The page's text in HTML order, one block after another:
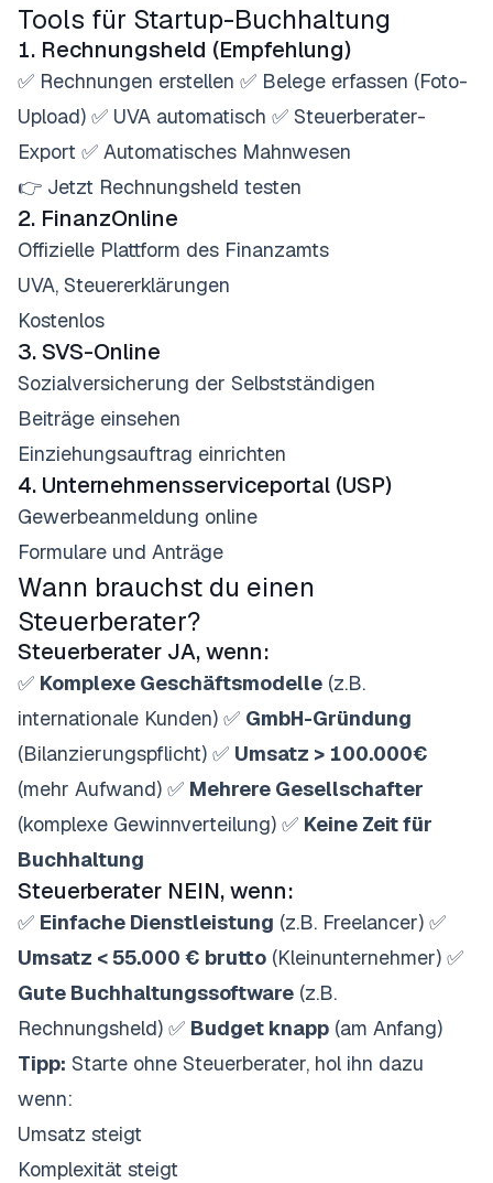
Tools für Startup-Buchhaltung
1. Rechnungsheld (Empfehlung)
✅ Rechnungen erstellen ✅ Belege erfassen (Foto-
Upload) ✅ UVA automatisch ✅ Steuerberater-
Export ✅ Automatisches Mahnwesen
👉 Jetzt Rechnungsheld testen
2. FinanzOnline
Offizielle Plattform des Finanzamts
UVA, Steuererklärungen
Kostenlos
3. SVS-Online
Sozialversicherung der Selbstständigen
Beiträge einsehen
Einziehungsauftrag einrichten
4. Unternehmensserviceportal (USP)
Gewerbeanmeldung online
Formulare und Anträge
Wann brauchst du einen
Steuerberater?
Steuerberater JA, wenn:
✅ Komplexe Geschäftsmodelle (z.B.
internationale Kunden) ✅ GmbH-Gründung
(Bilanzierungspflicht) ✅ Umsatz > 100.000€
(mehr Aufwand) ✅ Mehrere Gesellschafter
(komplexe Gewinnverteilung) ✅ Keine Zeit für
Buchhaltung
Steuerberater NEIN, wenn:
✅ Einfache Dienstleistung (z.B. Freelancer) ✅
Umsatz < 55.000 € brutto (Kleinunternehmer) ✅
Gute Buchhaltungssoftware (z.B.
Rechnungsheld) ✅ Budget knapp (am Anfang)
Tipp: Starte ohne Steuerberater, hol ihn dazu
wenn:
Umsatz steigt
Komplexität steigt